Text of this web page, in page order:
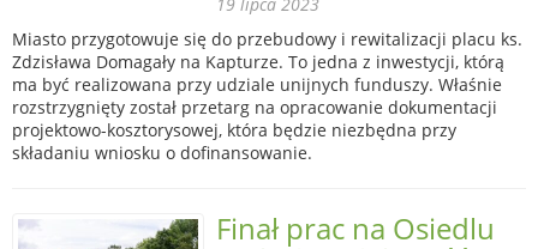
Miasto przygotowuje się do przebudowy i rewitalizacji placu ks.
Zdzisława Domagały na Kapturze. To jedna z inwestycji, którą
ma być realizowana przy udziale unijnych funduszy. Właśnie
rozstrzygnięty został przetarg na opracowanie dokumentacji
projektowo-kosztorysowej, która będzie niezbędna przy
składaniu wniosku o dofinansowanie.
Finał prac na Osiedlu